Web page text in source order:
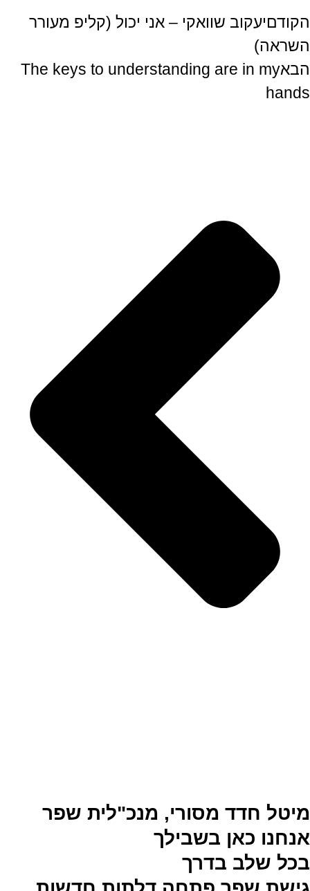
הקודםיעקוב שוואקי – אני יכול (קליפ מעורר
השראה)
הבאThe keys to understanding are in my
hands
מיטל חדד מסורי, מנכ"לית שפר
אנחנו כאן בשבילך
בכל שלב בדרך